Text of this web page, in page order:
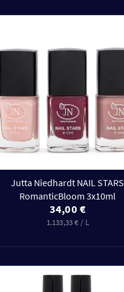
Jutta Niedhardt NAIL STARS
RomanticBloom 3x10ml
34,00 €
1.133,33 € / L